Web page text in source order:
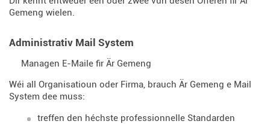
Gemeng wielen.
Administrativ Mail System
Managen E-Maile fir Är Gemeng
Wéi all Organisatioun oder Firma, brauch Är Gemeng e Mail
System dee muss:
treffen den héchste professionnelle Standarden